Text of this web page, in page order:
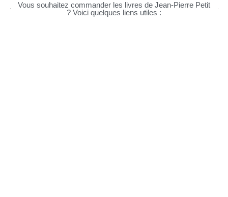
Vous souhaitez commander les livres de Jean-Pierre Petit
? Voici quelques liens utiles :